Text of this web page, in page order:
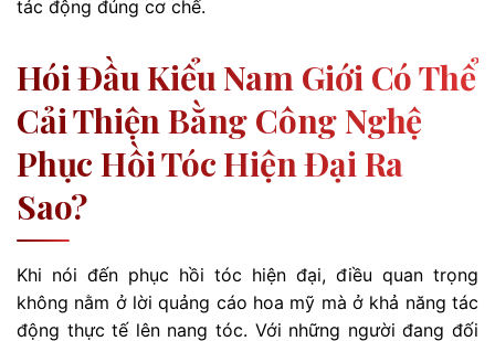
tác động đúng cơ chế.
Hói Đầu Kiểu Nam Giới Có Thể
Cải Thiện Bằng Công Nghệ
Phục Hồi Tóc Hiện Đại Ra
Sao?
Khi nói đến phục hồi tóc hiện đại, điều quan trọng
không nằm ở lời quảng cáo hoa mỹ mà ở khả năng tác
động thực tế lên nang tóc. Với những người đang đối